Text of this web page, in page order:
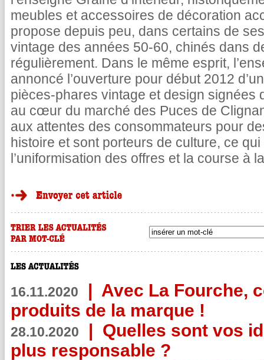
meubles et accessoires de décoration
propose depuis peu, dans certains de
vintage des années 50-60, chinés dans
régulièrement. Dans le même esprit,
annoncé l’ouverture pour début 2012
pièces-phares vintage et design signées
au cœur du marché des Puces de
aux attentes des consommateurs pour
histoire et sont porteurs de culture, ce
l’uniformisation des offres et la course à
16.11.2020 | Avec La Fourche,
produits de la marque !
28.10.2020 | Quelles sont vos
plus responsable ?